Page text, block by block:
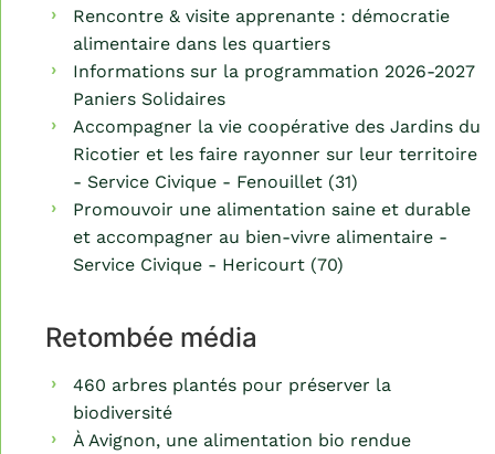
Rencontre & visite apprenante : démocratie
alimentaire dans les quartiers
Informations sur la programmation 2026-2027
Paniers Solidaires
Accompagner la vie coopérative des Jardins du
Ricotier et les faire rayonner sur leur territoire
- Service Civique - Fenouillet (31)
Promouvoir une alimentation saine et durable
et accompagner au bien-vivre alimentaire -
Service Civique - Hericourt (70)
Retombée média
460 arbres plantés pour préserver la
biodiversité
À Avignon, une alimentation bio rendue